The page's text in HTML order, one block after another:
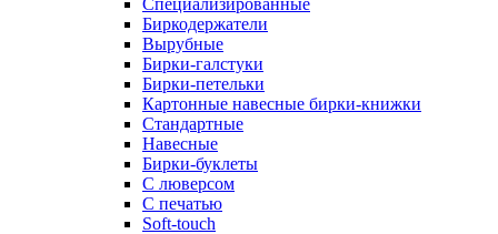
Биркодержатели
Вырубные
Бирки-галстуки
Бирки-петельки
Картонные навесные бирки-книжки
Стандартные
Навесные
Бирки-буклеты
С люверсом
С печатью
Soft-touch